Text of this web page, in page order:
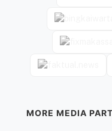
MORE MEDIA